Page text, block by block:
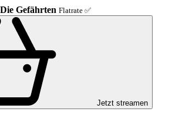
Gefährten Flatrate ✅
Jetzt streamen